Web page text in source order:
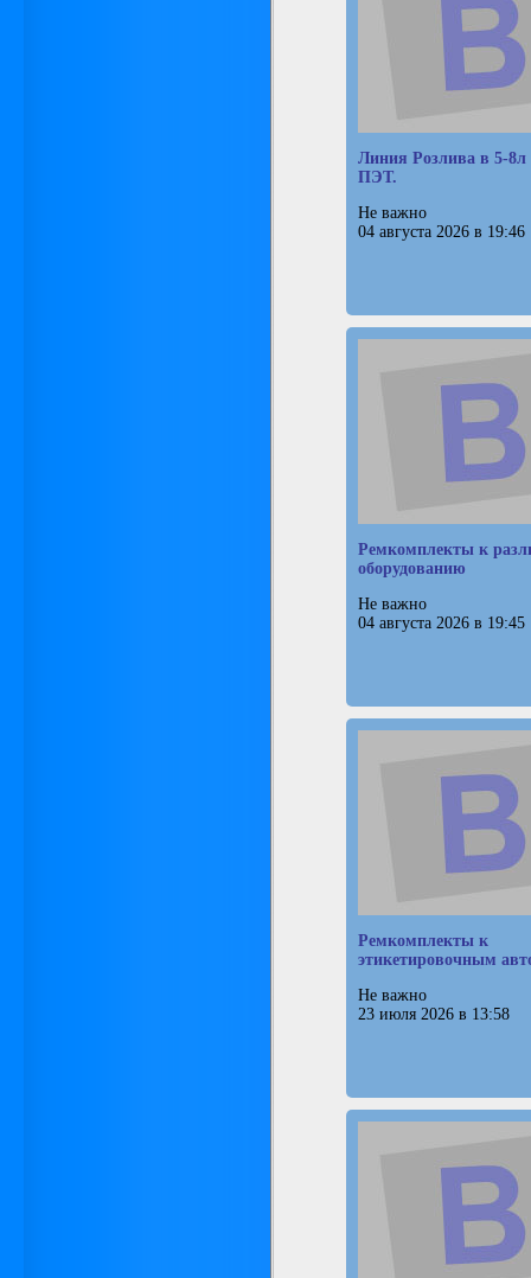
Линия Розлива в 5-8л
ПЭТ.
Не важно
04 августа 2026 в 19:46
Ремкомплекты к
оборудованию
Не важно
04 августа 2026 в 19:45
Ремкомплекты к
этикетировочным
Не важно
23 июля 2026 в 13:58